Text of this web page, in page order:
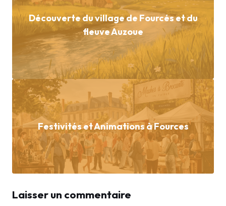
Découverte du village de Fourcés et du
fleuve Auzoue
Festivités et Animations à Fources
Laisser un commentaire